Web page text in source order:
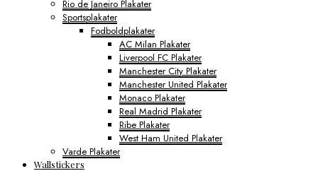
Rio de Janeiro Plakater
Sportsplakater
Fodboldplakater
AC Milan Plakater
Liverpool FC Plakater
Manchester City Plakater
Manchester United Plakater
Monaco Plakater
Real Madrid Plakater
Ribe Plakater
West Ham United Plakater
Varde Plakater
Wallstickers